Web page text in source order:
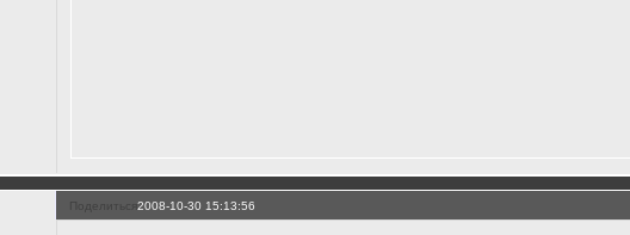
Поделиться2008-10-30 15:13:56